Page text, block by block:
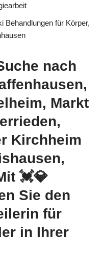
Behandlungen für Körper,
nach
Markt
Kirchheim
💓️💎
Sie den
für
in Ihrer